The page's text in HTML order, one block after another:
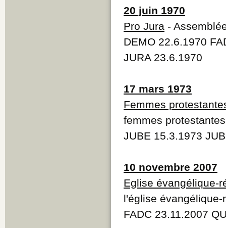
20 juin 1970
Pro Jura -
DEMO 22.6.1970
JURA 23.6.1970
17 mars 1973
Femmes
femmes protestantes
JUBE 15.3.1973
10 novembre 2007
Eglise évangélique-
l'église évangélique-
FADC 23.11.2007